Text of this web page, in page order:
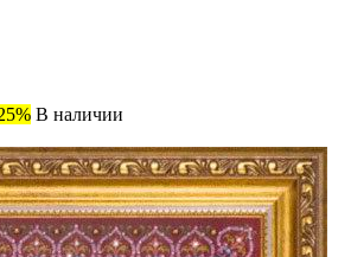
В наличии